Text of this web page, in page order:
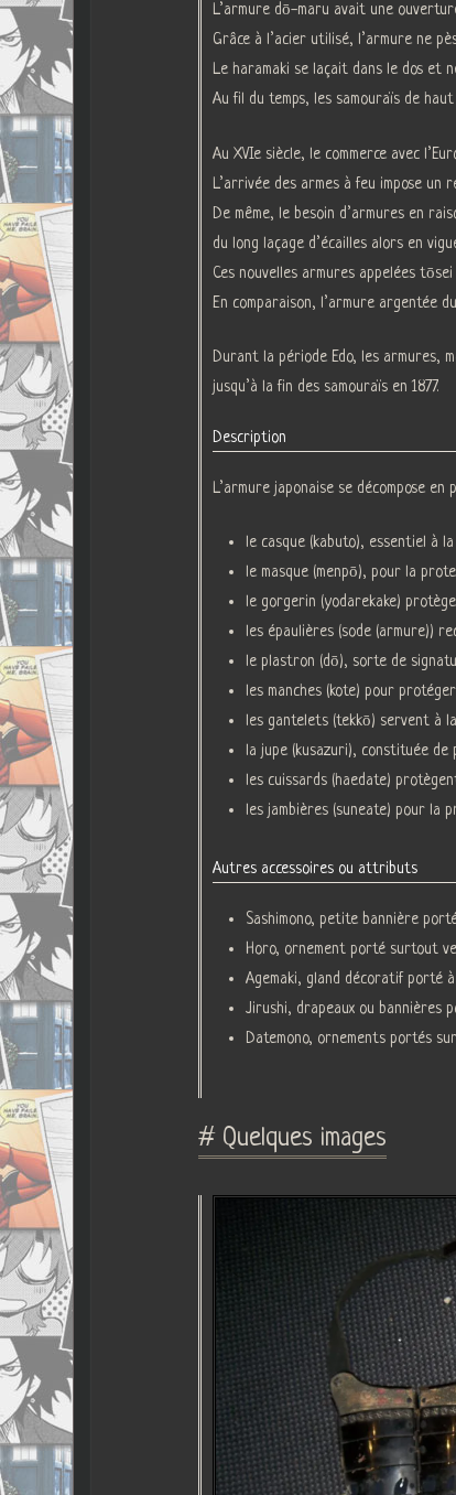
L’armure dō-maru avait une
Grâce à l’acier utilisé, l’armure ne
Le haramaki se laçait dans le dos et
Au fil du temps, les samouraïs de
Au XVIe siècle, le commerce avec
L’arrivée des armes à feu impose
De même, le besoin d’armures en
du long laçage d’écailles alors en
Ces nouvelles armures appelées
En comparaison, l’armure argentée
Durant la période Edo, les armures,
jusqu’à la fin des samouraïs en 1877.
Description
L’armure japonaise se décompose
le casque (kabuto), essentiel à
le masque (menpō), pour la
le gorgerin (yodarekake)
les épaulières (sode (armure))
le plastron (dō), sorte de
les manches (kote) pour
les gantelets (tekkō) servent à
la jupe (kusazuri), constituée
les cuissards (haedate)
les jambières (suneate) pour la
Autres accessoires ou attributs
Sashimono, petite bannière
Horo, ornement porté surtout
Agemaki, gland décoratif porté
Jirushi, drapeaux ou bannières
Datemono, ornements portés
# Quelques images